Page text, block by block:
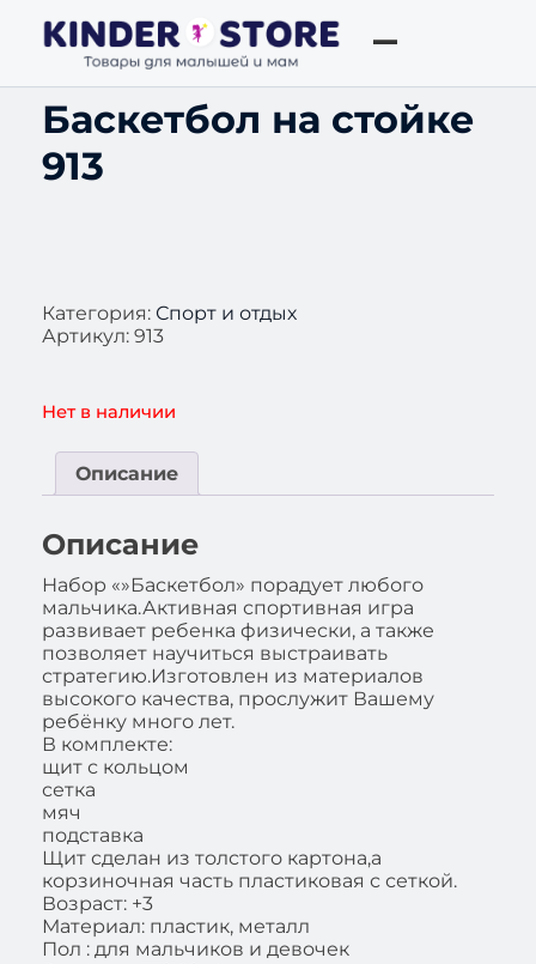
Баскетбол на стойке
913
Категория: Спорт и отдых
Артикул: 913
Нет в наличии
Описание
Описание
Набор «»Баскетбол» порадует любого
мальчика.Активная спортивная игра
развивает ребенка физически, а также
позволяет научиться выстраивать
стратегию.Изготовлен из материалов
высокого качества, прослужит Вашему
ребёнку много лет.
В комплекте:
щит с кольцом
сетка
мяч
подставка
Щит сделан из толстого картона,а
корзиночная часть пластиковая с сеткой.
Возраст: +3
Материал: пластик, металл
Пол : для мальчиков и девочек